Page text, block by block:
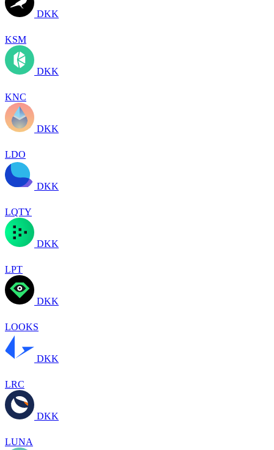
DKK
KSM
DKK
KNC
DKK
LDO
DKK
LQTY
DKK
LPT
DKK
LOOKS
DKK
LRC
DKK
LUNA